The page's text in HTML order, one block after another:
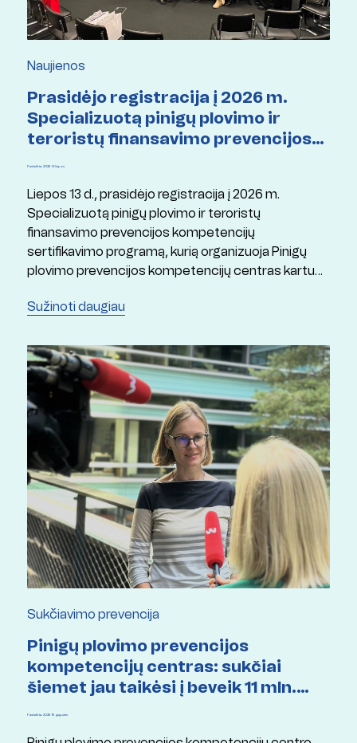
Naujienos
Prasidėjo registracija į 2026 m.
Specializuotą pinigų plovimo ir
teroristų finansavimo prevencijos
kompetencijų sertifikavimo
Paskelbta: 2026 13 liepos
Liepos 13 d., prasidėjo registracija į 2026 m.
Specializuotą pinigų plovimo ir teroristų
finansavimo prevencijos kompetencijų
sertifikavimo programą, kurią organizuoja Pinigų
plovimo prevencijos kompetencijų centras kartu
Respublikos finansų ministerija.
Sužinoti daugiau
Sukčiavimo prevencija
Pinigų plovimo prevencijos
kompetencijų centras: sukčiai
šiemet jau taikėsi į beveik 11 mln.
Paskelbta: 2026 19 gegužės